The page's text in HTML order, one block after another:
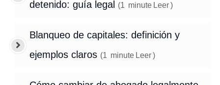
detenido: guía legal
(1 minute Leer)
Blanqueo de capitales: definición y
ejemplos claros (1 minute Leer)